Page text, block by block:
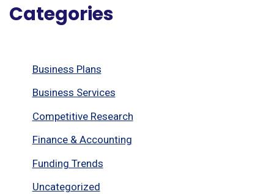
Categories
Business Plans
Business Services
Competitive Research
Finance & Accounting
Funding Trends
Uncategorized